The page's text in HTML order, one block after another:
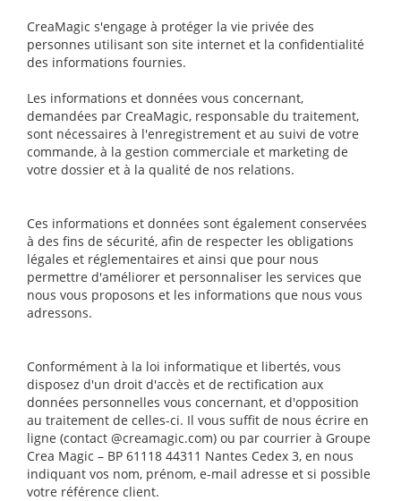
CreaMagic s'engage à protéger la vie privée des
personnes utilisant son site internet et la confidentialité
des informations fournies.
Les informations et données vous concernant,
demandées par CreaMagic, responsable du traitement,
sont nécessaires à l'enregistrement et au suivi de votre
commande, à la gestion commerciale et marketing de
votre dossier et à la qualité de nos relations.
Ces informations et données sont également conservées
à des fins de sécurité, afin de respecter les obligations
légales et réglementaires et ainsi que pour nous
permettre d'améliorer et personnaliser les services que
nous vous proposons et les informations que nous vous
adressons.
Conformément à la loi informatique et libertés, vous
disposez d'un droit d'accès et de rectification aux
données personnelles vous concernant, et d'opposition
au traitement de celles-ci. Il vous suffit de nous écrire en
ligne (contact @creamagic.com) ou par courrier à Groupe
Crea Magic – BP 61118 44311 Nantes Cedex 3, en nous
indiquant vos nom, prénom, e-mail adresse et si possible
votre référence client.